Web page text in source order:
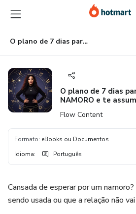
para
o
conteúdo
principal
para
o
pagamento
para
o
rodapé
O plano de 7 dias para ELE TE PEDIR EM NAMORO e te assumir para todo mundo 🔥
O plano de 7 dias
NAMORO e te
Flow Content
Formato: eBooks ou Documentos
Idioma: Português
Cansada de esperar por um
sendo usada ou que a relação não